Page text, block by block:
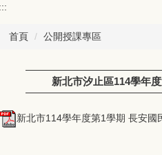
:::
首頁 公開授課專區
新北市汐止區114學年
新北市114學年度第1學期 長安國